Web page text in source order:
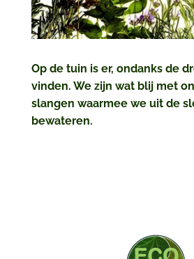
Op de tuin is er, ondanks de
vinden. We zijn wat blij met
slangen waarmee we uit de
bewateren.